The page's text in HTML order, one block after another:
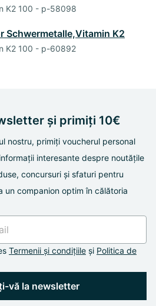
K2 100 - p-58098
Schwermetalle,Vitamin K2
K2 100 - p-60892
și primiți 10€
nostru, primiți voucherul personal
interesante despre noutățile
concursuri și sfaturi pentru
un companion optim în călătoria
Termenii și condițiile și Politica de
vă la newsletter